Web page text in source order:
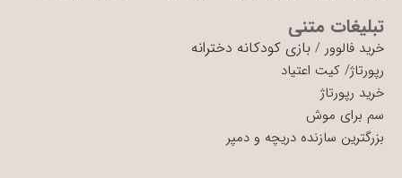
تبلیغات متنی
خرید فالوور / بازی کودکانه دخترانه
رپورتاژ/ کیت اعتیاد
خرید رپورتاژ
سم برای موش
بزرگترین سازنده دریچه و دمپر